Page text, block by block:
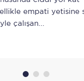
empati yetisine
çalışan...